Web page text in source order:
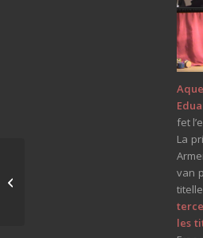
fet
La
van
les